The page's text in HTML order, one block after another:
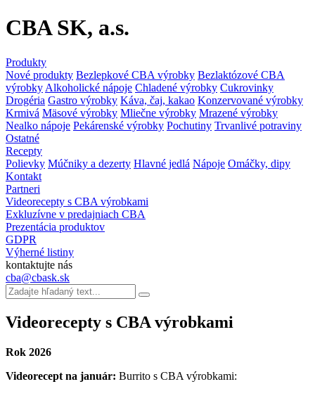
CBA SK, a.s.
Produkty
Nové produkty Bezlepkové CBA výrobky Bezlaktózové CBA
výrobky Alkoholické nápoje Chladené výrobky Cukrovinky
Drogéria Gastro výrobky Káva, čaj, kakao Konzervované výrobky
Krmivá Mäsové výrobky Mliečne výrobky Mrazené výrobky
Nealko nápoje Pekárenské výrobky Pochutiny Trvanlivé potraviny
Ostatné
Recepty
Polievky Múčniky a dezerty Hlavné jedlá Nápoje Omáčky, dipy
Kontakt
Partneri
Videorecepty s CBA výrobkami
Exkluzívne v predajniach CBA
Prezentácia produktov
GDPR
Výherné listiny
kontaktujte nás
cba@cbask.sk
Videorecepty s CBA výrobkami
Rok 2026
Videorecept na január: Burrito s CBA výrobkami: